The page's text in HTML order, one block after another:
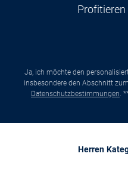
Ja, ich möchte den
insbesondere den Abschnitt
Datenschutzbestimmungen.
Herren